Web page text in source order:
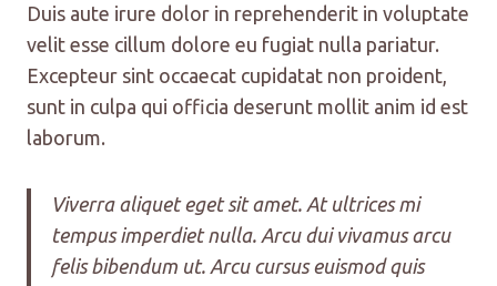
Duis aute irure dolor in reprehenderit in voluptate
velit esse cillum dolore eu fugiat nulla pariatur.
Excepteur sint occaecat cupidatat non proident,
sunt in culpa qui officia deserunt mollit anim id est
laborum.
Viverra aliquet eget sit amet. At ultrices mi
tempus imperdiet nulla. Arcu dui vivamus arcu
felis bibendum ut. Arcu cursus euismod quis